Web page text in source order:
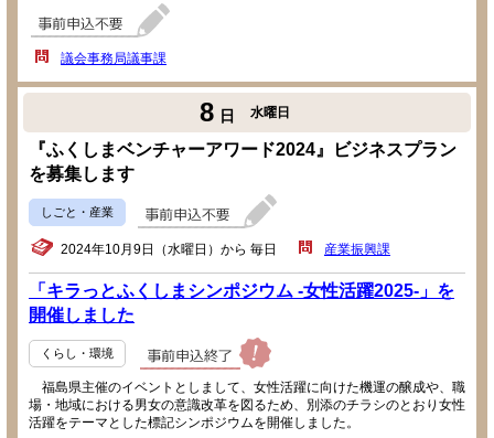
議会事務局議事課
8 日 水曜日
『ふくしまベンチャーアワード2024』ビジネスプラン
を募集します
しごと・産業
2024年10月9日（水曜日）から 毎日 産業振興課
「キラっとふくしまシンポジウム -女性活躍2025-」を
開催しました
くらし・環境
福島県主催のイベントとしまして、女性活躍に向けた機運の醸成や、職
場・地域における男女の意識改革を図るため、別添のチラシのとおり女性
活躍をテーマとした標記シンポジウムを開催しました。